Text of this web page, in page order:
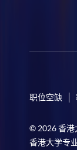
职位空缺
© 2026 香港
香港大学专